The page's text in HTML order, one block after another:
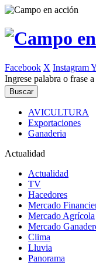
Facebook X Instagram
Ingrese palabra o frase a
AVICULTURA
Exportaciones
Ganaderia
Actualidad
Actualidad
TV
Hacedores
Mercado
Mercado Agrícola
Mercado
Clima
Lluvia
Panorama